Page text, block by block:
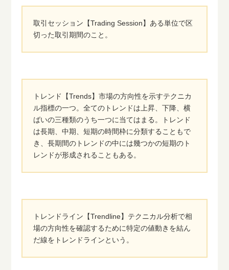
取引セッション【Trading Session】ある単位で区
切った取引期間のこと。
トレンド【Trends】市場の方向性を示すテクニカ
ル指標の一つ。全てのトレンドは上昇、下降、横
ばいの三種類のうち一つに当てはまる。トレンド
は長期、中期、短期の時間枠に分類することもで
き、長期間のトレンドの中には幾つかの短期のト
レンドが形成されることもある。
トレンドライン【Trendline】テクニカル分析で相
場の方向性を確認するために特定の値動きを結ん
だ線をトレンドラインという。